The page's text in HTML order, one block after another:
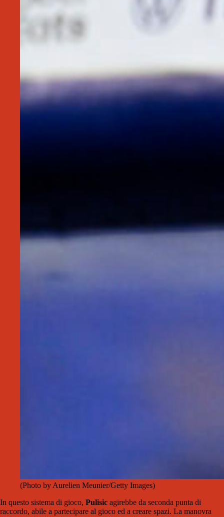
(Photo by Aurelien Meunier/Getty Images)
In questo sistema di gioco, Pulisic agirebbe da seconda punta di
raccordo, abile a partecipare al gioco ed a creare spazi. La manovra